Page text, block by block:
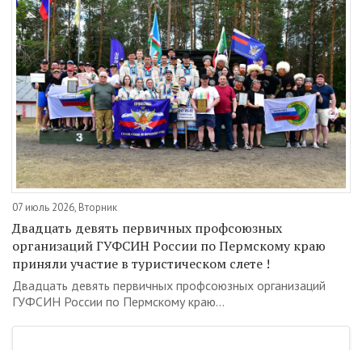
07 июль 2026, Вторник
Двадцать девять первичных профсоюзных
организаций ГУФСИН России по Пермскому краю
приняли участие в туристическом слете !
Двадцать девять первичных профсоюзных организаций
ГУФСИН России по Пермскому краю...